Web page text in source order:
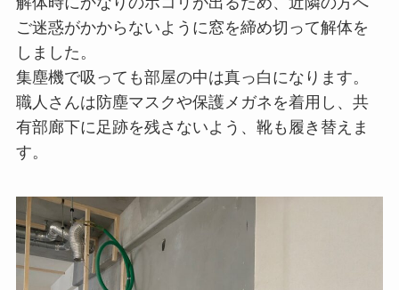
ご迷惑がかからないように窓を締め切って解体を
しました。
集塵機で吸っても部屋の中は真っ白になります。
職人さんは防塵マスクや保護メガネを着用し、共
有部廊下に足跡を残さないよう、靴も履き替えま
す。